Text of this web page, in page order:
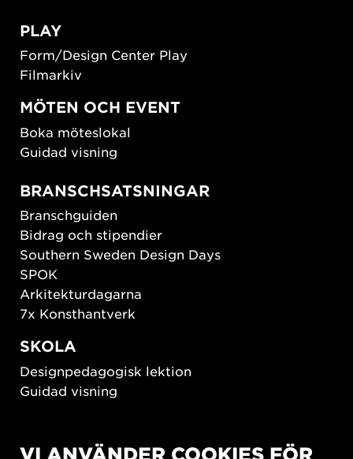
PLAY
Form/Design Center Play
Filmarkiv
MÖTEN OCH EVENT
Boka möteslokal
Guidad visning
BRANSCHSATSNINGAR
Branschguiden
Bidrag och stipendier
Southern Sweden Design Days
SPOK
Arkitekturdagarna
7x Konsthantverk
SKOLA
Designpedagogisk lektion
Guidad visning
New European Bauhaus
VI ANVÄNDER COOKIES FÖR